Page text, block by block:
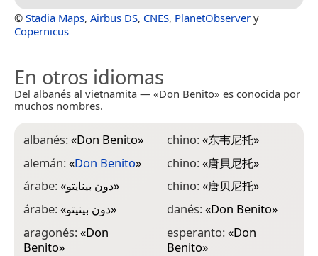
© Stadia Maps, Airbus DS, CNES, PlanetObserver y
Copernicus
En otros idiomas
Del albanés al vietnamita — «Don Benito» es conocida por
muchos nombres.
albanés:«Don Benito»
alemán:«Don Benito»
árabe:«دون بينايتو»
árabe:«دون بينيتو»
aragonés:«Don
Benito»
chino:«东韦尼托»
chino:«唐貝尼托»
chino:«唐贝尼托»
danés:«Don Benito»
esperanto:«Don
Benito»